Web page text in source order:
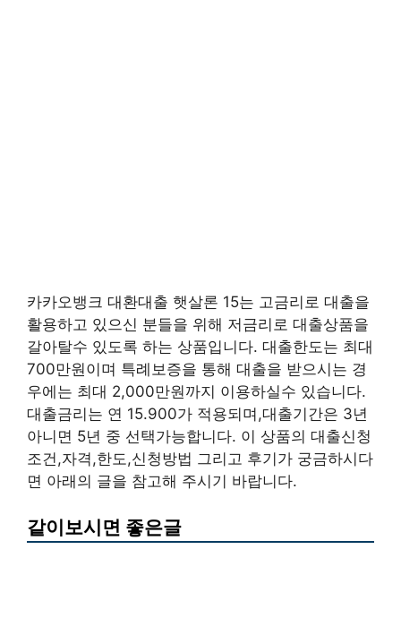
카카오뱅크 대환대출 햇살론 15는 고금리로 대출을
활용하고 있으신 분들을 위해 저금리로 대출상품을
갈아탈수 있도록 하는 상품입니다. 대출한도는 최대
700만원이며 특례보증을 통해 대출을 받으시는 경
우에는 최대 2,000만원까지 이용하실수 있습니다.
대출금리는 연 15.900가 적용되며,대출기간은 3년
아니면 5년 중 선택가능합니다. 이 상품의 대출신청
조건,자격,한도,신청방법 그리고 후기가 궁금하시다
면 아래의 글을 참고해 주시기 바랍니다.
같이보시면 좋은글